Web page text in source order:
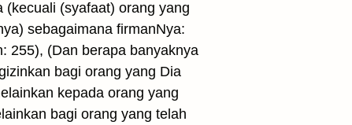
(syafaat) orang yang
sebagaimana firmanNya:
255), (Dan berapa banyaknya
bagi orang yang Dia
kepada orang yang
bagi orang yang telah